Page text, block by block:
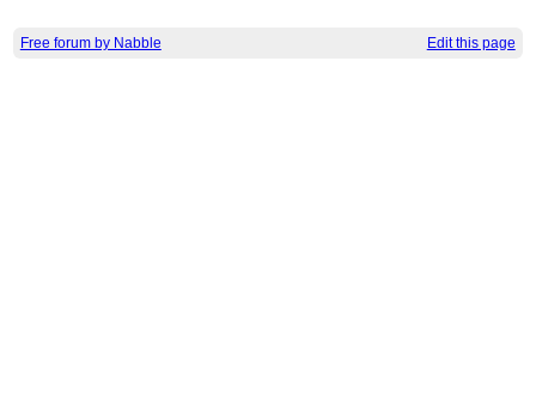
Free forum by Nabble Edit this page